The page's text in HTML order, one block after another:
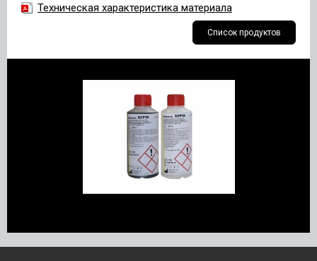
Техническая характеристика материала
Список продуктов